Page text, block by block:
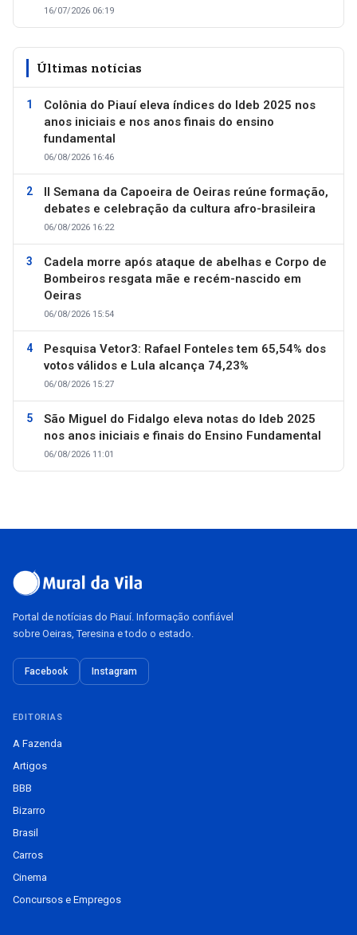
16/07/2026 06:19
Últimas notícias
Colônia do Piauí eleva índices do Ideb 2025 nos
anos iniciais e nos anos finais do ensino
fundamental
06/08/2026 16:46
II Semana da Capoeira de Oeiras reúne formação,
debates e celebração da cultura afro-brasileira
06/08/2026 16:22
Cadela morre após ataque de abelhas e Corpo de
Bombeiros resgata mãe e recém-nascido em
Oeiras
06/08/2026 15:54
Pesquisa Vetor3: Rafael Fonteles tem 65,54% dos
votos válidos e Lula alcança 74,23%
06/08/2026 15:27
São Miguel do Fidalgo eleva notas do Ideb 2025
nos anos iniciais e finais do Ensino Fundamental
06/08/2026 11:01
Portal de notícias do Piauí. Informação confiável
sobre Oeiras, Teresina e todo o estado.
Facebook Instagram
EDITORIAS
A Fazenda
Artigos
BBB
Bizarro
Brasil
Carros
Cinema
Concursos e Empregos